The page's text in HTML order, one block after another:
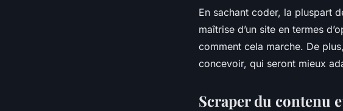
En sachant coder, la pluspart
maîtrise d’un site en termes
comment cela marche. De
concevoir, qui seront mieux
Scraper du contenu